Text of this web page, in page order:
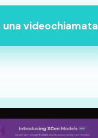
una videochiamata